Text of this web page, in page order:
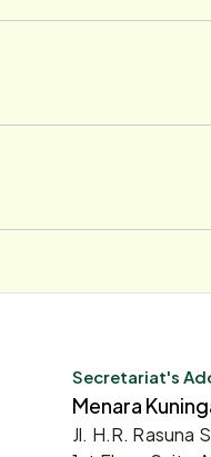
Secretariat's
Menara
Jl. H.R. Rasuna